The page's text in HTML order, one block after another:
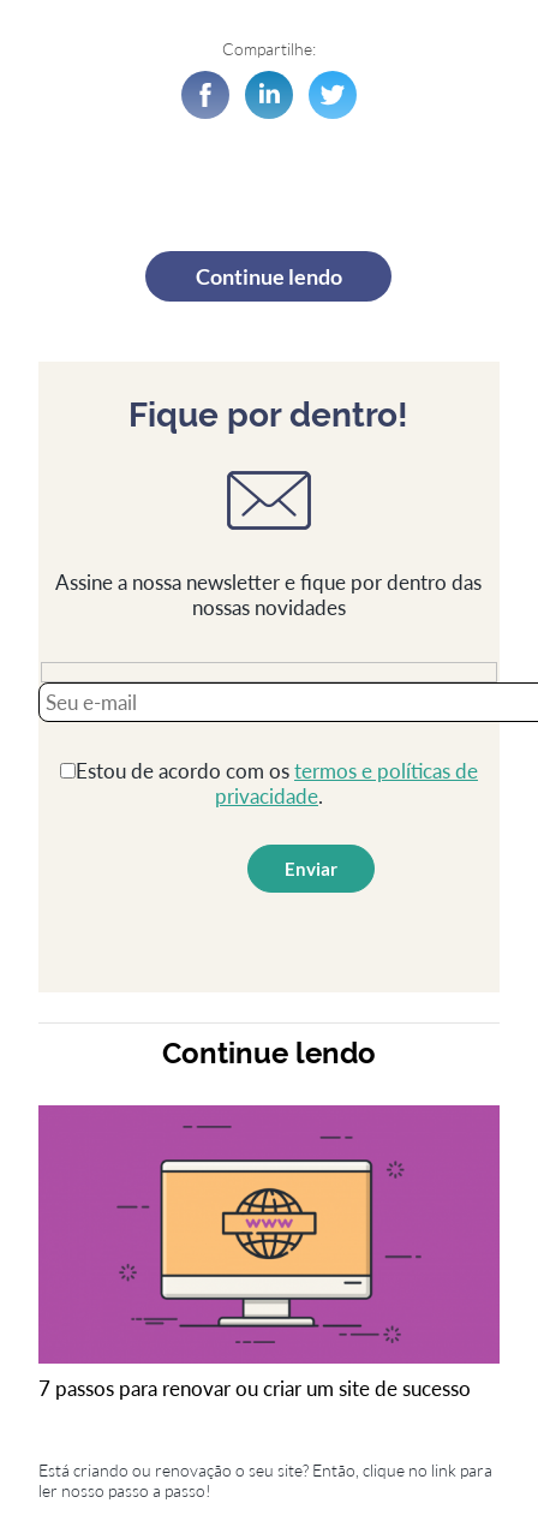
Compartilhe:
Continue lendo
Fique por dentro!
Assine a nossa newsletter e fique por dentro das
nossas novidades
Estou de acordo com ostermos e políticas de
privacidade.
Continue lendo
7 passos para renovar ou criar um site de sucesso
Está criando ou renovação o seu site? Então, clique no link para
ler nosso passo a passo!